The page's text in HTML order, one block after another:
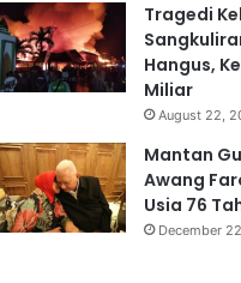
Tragedi
Hangus,
Miliar
August 22,
Mantan
Awang
Usia 76
December